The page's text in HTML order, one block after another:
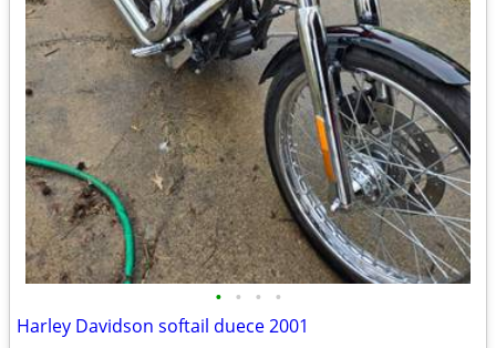
• • • •
Harley Davidson softail duece 2001